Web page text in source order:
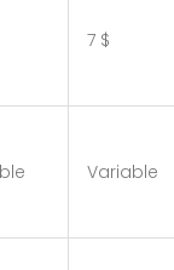
7 $
Variable